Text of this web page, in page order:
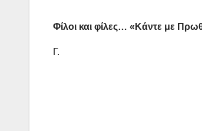
Φίλοι και φίλες… «Κάντε με
Γ.